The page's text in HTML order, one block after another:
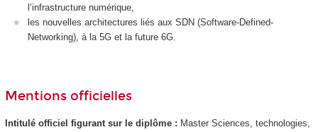
l’infrastructure numérique,
les nouvelles architectures liés aux SDN (Software-Defined-
Networking), à la 5G et la future 6G.
Mentions officielles
Intitulé officiel figurant sur le diplôme : Master Sciences, technologies,